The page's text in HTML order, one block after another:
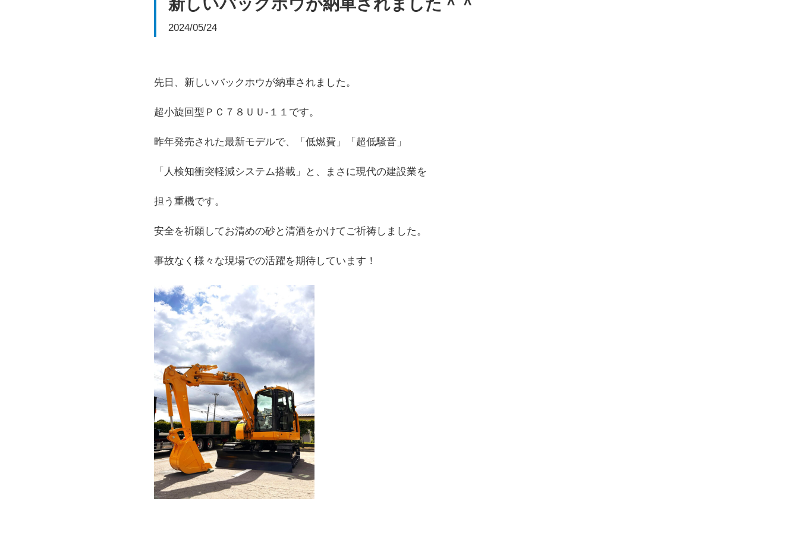
新しいバックホウが納車されました＾＾
2024/05/24
先日、新しいバックホウが納車されました。
超小旋回型ＰＣ７８ＵＵ-１１です。
昨年発売された最新モデルで、「低燃費」「超低騒音」
「人検知衝突軽減システム搭載」と、まさに現代の建設業を
担う重機です。
安全を祈願してお清めの砂と清酒をかけてご祈祷しました。
事故なく様々な現場での活躍を期待しています！